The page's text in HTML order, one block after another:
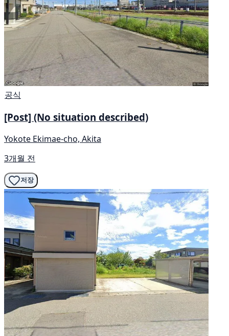
공식
[Post] (No situation described)
Yokote Ekimae-cho, Akita
3개월 전
저장